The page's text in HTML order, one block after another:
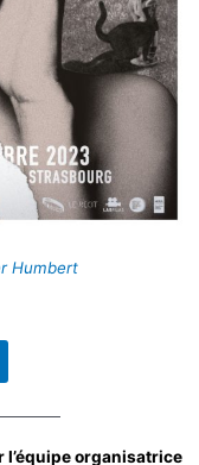
Humbert
l’équipe organisatrice